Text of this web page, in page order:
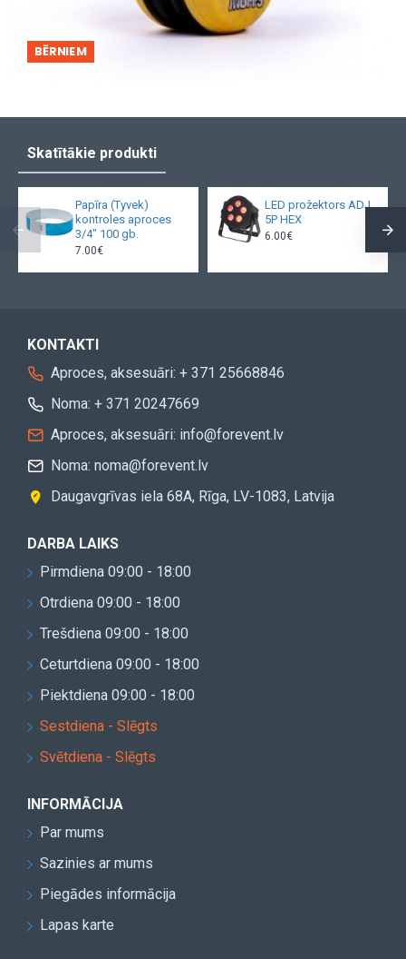
BĒRNIEM
Skatītākie produkti
Papīra (Tyvek)
kontroles aproces
3/4" 100 gb.
7.00€
LED prožektors ADJ
5P HEX
6.00€
KONTAKTI
Aproces, aksesuāri: + 371 25668846
Noma: + 371 20247669
Aproces, aksesuāri: info@forevent.lv
Noma: noma@forevent.lv
Daugavgrīvas iela 68A, Rīga, LV-1083, Latvija
DARBA LAIKS
Pirmdiena 09:00 - 18:00
Otrdiena 09:00 - 18:00
Trešdiena 09:00 - 18:00
Ceturtdiena 09:00 - 18:00
Piektdiena 09:00 - 18:00
Sestdiena - Slēgts
Svētdiena - Slēgts
INFORMĀCIJA
Par mums
Sazinies ar mums
Piegādes informācija
Lapas karte